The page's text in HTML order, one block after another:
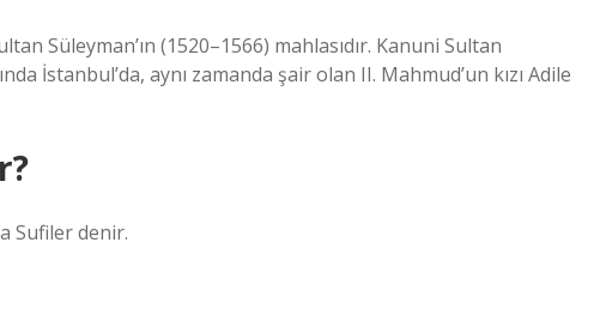
Süleyman’ın (1520–1566) mahlasıdır. Kanuni Sultan
İstanbul’da, aynı zamanda şair olan II. Mahmud’un kızı Adile
Sufiler denir.